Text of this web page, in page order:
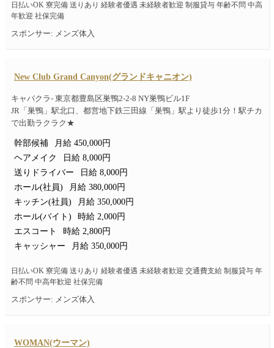
日払いOK 寮完備 送りあり 経験者優遇 未経験者歓迎 制服貸与 年齢不問 中高
年歓迎 社保完備
スポンサー: メンズ体入
New Club Grand Canyon(グランドキャニオン)
キャバクラ- 東京都豊島区巣鴨2-2-8 NY巣鴨ビル1F
JR「巣鴨」駅北口、都営地下鉄三田線「巣鴨」駅より徒歩1分！駅チカ
で出勤ラクラク★
幹部候補
月給 450,000円
ヘアメイク
日給 8,000円
送りドライバー
日給 8,000円
ホール(社員)
月給 380,000円
キッチン(社員)
月給 350,000円
ホール(バイト)
時給 2,000円
エスコート
時給 2,800円
キャッシャー
月給 350,000円
日払いOK 寮完備 送りあり 経験者優遇 未経験者歓迎 交通費支給 制服貸与 年
齢不問 中高年歓迎 社保完備
スポンサー: メンズ体入
WOMAN(ウーマン)